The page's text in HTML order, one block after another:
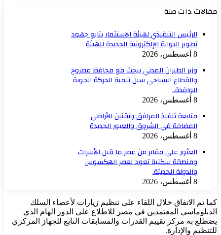
ذات صلة
الرئيس التنفيذي لهيئة الاستثمار يتابع جهود
تطوير البوابة الإلكترونية الجديدة للهيئة
وزير الطيران المدني يبحث مع محافظ مطروح
والقطاع السياحي سبل تنمية الحركة الجوية
الوافدة..
متابعة تنفيذ المرافق وتقنين الأراضي
المضافة في الشروق والعبور الجديدة
العثور على مقابر من عصر ما قبل الأسرات
ومنطقة سكنية تعود لعصر الهكسوس
والدولة الحديثة.
تم الاتفاق خلال اللقاء على تنظيم زيارات لأعضاء السلك
المعتمدين في مصر للاطلاع على الدور الهام الذي
به مركز تقييم القدرات والمسابقات التابع للجهاز المركزي
والإدارة.